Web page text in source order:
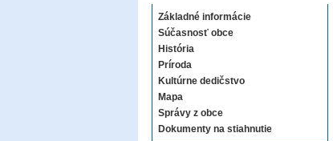
Základné informácie
Súčasnosť obce
História
Príroda
Kultúrne dedičstvo
Mapa
Správy z obce
Dokumenty na stiahnutie